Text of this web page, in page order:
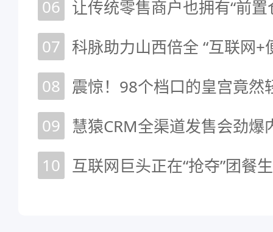
06
07
08
09 慧猿CRM全渠道发售会劲爆
10